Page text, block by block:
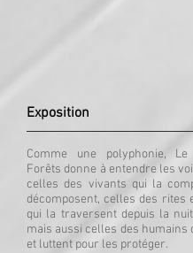
Exposition
Comme une polyphonie,
Forêts donne à entendre les
celles des vivants qui la
décomposent, celles des rites
qui la traversent depuis la
mais aussi celles des humains
et luttent pour les protéger.